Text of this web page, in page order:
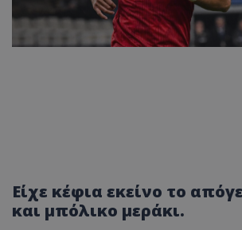
Είχε κέφια εκείνο το
και μπόλικο μεράκι.